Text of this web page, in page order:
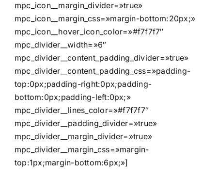
mpc_icon__margin_divider=»true»
mpc_icon__margin_css=»margin-bottom:20px;»
mpc_icon__hover_icon_color=»#f7f7f7″
mpc_divider__width=»6″
mpc_divider__content_padding_divider=»true»
mpc_divider__content_padding_css=»padding-
top:0px;padding-right:0px;padding-
bottom:0px;padding-left:0px;»
mpc_divider__lines_color=»#f7f7f7″
mpc_divider__padding_divider=»true»
mpc_divider__margin_divider=»true»
mpc_divider__margin_css=»margin-
top:1px;margin-bottom:6px;»]